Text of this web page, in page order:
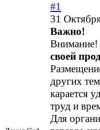
#1
31
Важно!
Внимание!
своей
других
карается
труд и
Для